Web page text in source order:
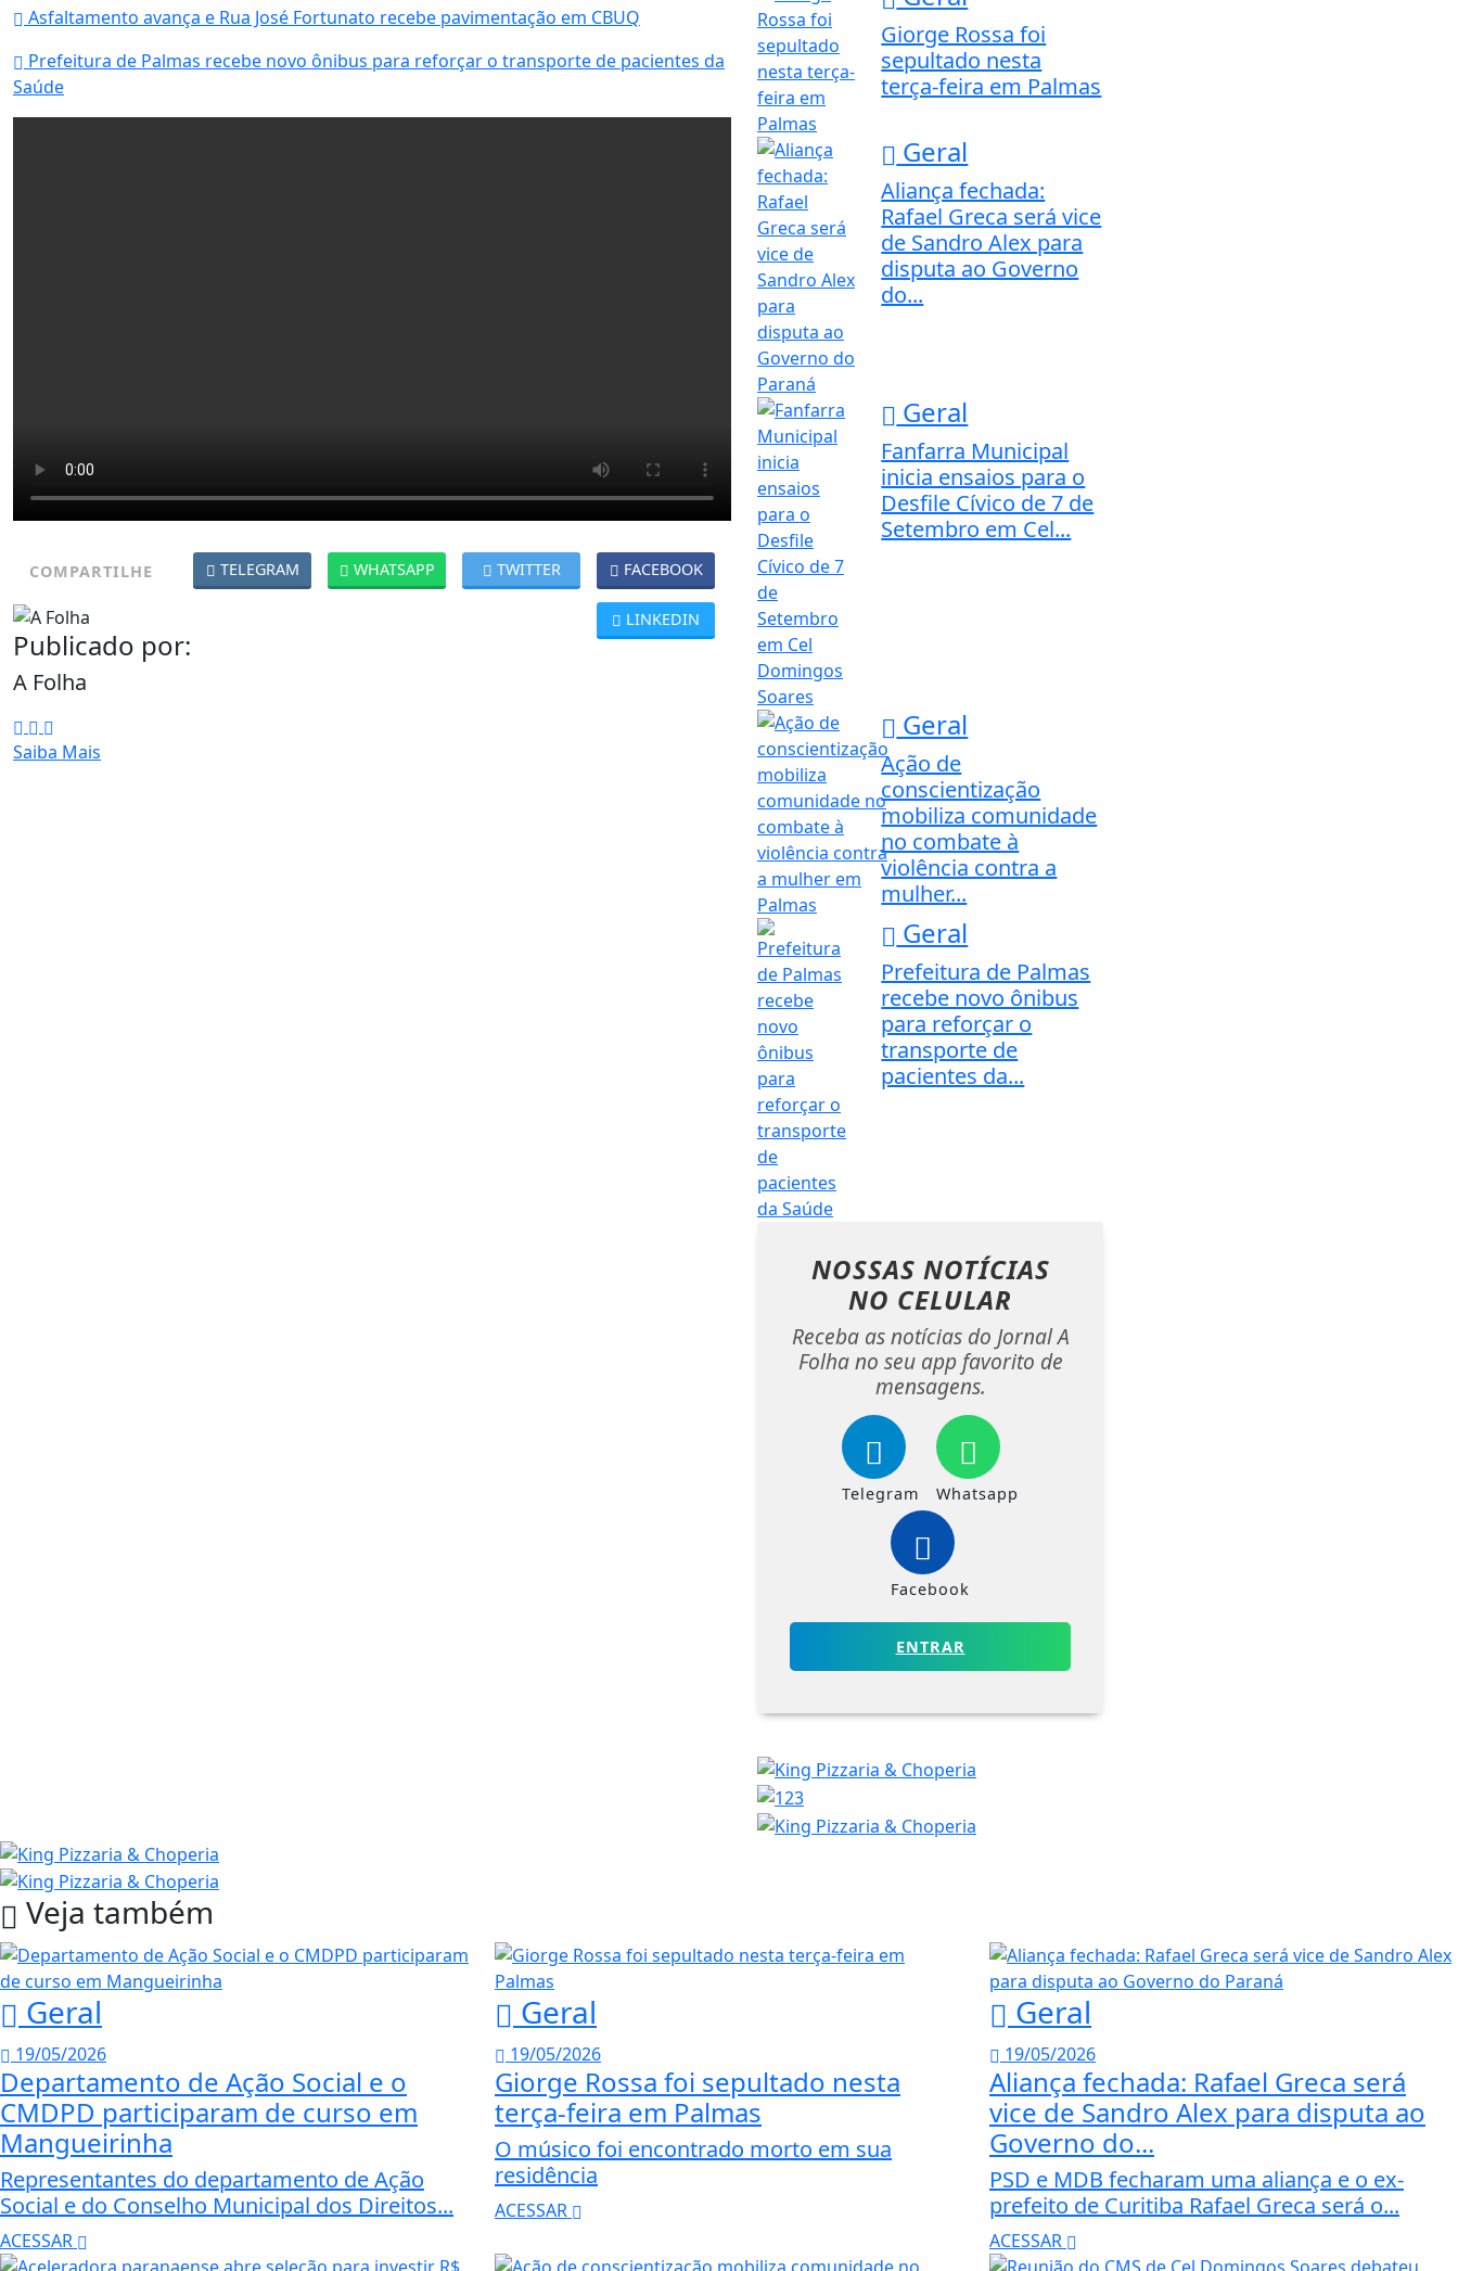
Asfaltamento avança e Rua José Fortunato recebe pavimentação em CBUQ
Prefeitura de Palmas recebe novo ônibus para reforçar o transporte de pacientes da
Saúde
COMPARTILHE FACEBOOK
TWITTER
WHATSAPP
TELEGRAM
LINKEDIN
Publicado por:
A Folha
Saiba Mais
Giorge Rossa foi
sepultado nesta
terça-feira em Palmas
Geral
Aliança fechada:
Rafael Greca será vice
de Sandro Alex para
disputa ao Governo
do...
Geral
Fanfarra Municipal
inicia ensaios para o
Desfile Cívico de 7 de
Setembro em Cel...
Geral
Ação de
conscientização
mobiliza comunidade
no combate à
violência contra a
mulher...
Geral
Prefeitura de Palmas
recebe novo ônibus
para reforçar o
transporte de
pacientes da...
NOSSAS NOTÍCIAS
NO CELULAR
Receba as notícias do Jornal A
Folha no seu app favorito de
mensagens.
Telegram Whatsapp
Facebook
ENTRAR
Veja também
Geral
19/05/2026
Departamento de Ação Social e o
CMDPD participaram de curso em
Mangueirinha
Representantes do departamento de Ação
Social e do Conselho Municipal dos Direitos...
ACESSAR
Geral
19/05/2026
Giorge Rossa foi sepultado nesta
terça-feira em Palmas
O músico foi encontrado morto em sua
residência
ACESSAR
Geral
19/05/2026
Aliança fechada: Rafael Greca será
vice de Sandro Alex para disputa ao
Governo do...
PSD e MDB fecharam uma aliança e o ex-
prefeito de Curitiba Rafael Greca será o...
ACESSAR